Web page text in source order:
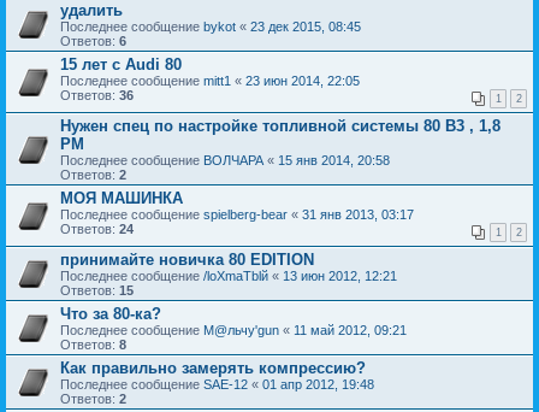
удалить
Последнее сообщение bykot « 23 дек 2015, 08:45
Ответов: 6
15 лет с Audi 80
Последнее сообщение mitt1 « 23 июн 2014, 22:05
Ответов: 36 1 2
Нужен спец по настройке топливной системы 80 В3 , 1,8
РМ
Последнее сообщение ВОЛЧАРА « 15 янв 2014, 20:58
Ответов: 2
МОЯ МАШИНКА
Последнее сообщение spielberg-bear « 31 янв 2013, 03:17
Ответов: 24 1 2
принимайте новичка 80 EDITION
Последнее сообщение /loXmaTblй « 13 июн 2012, 12:21
Ответов: 15
Что за 80-ка?
Последнее сообщение М@льчу'gun « 11 май 2012, 09:21
Ответов: 8
Как правильно замерять компрессию?
Последнее сообщение SAE-12 « 01 апр 2012, 19:48
Ответов: 2